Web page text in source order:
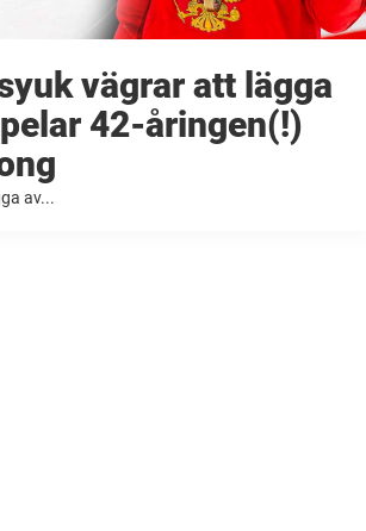
vägrar att lägga
42-åringen(!)
av...